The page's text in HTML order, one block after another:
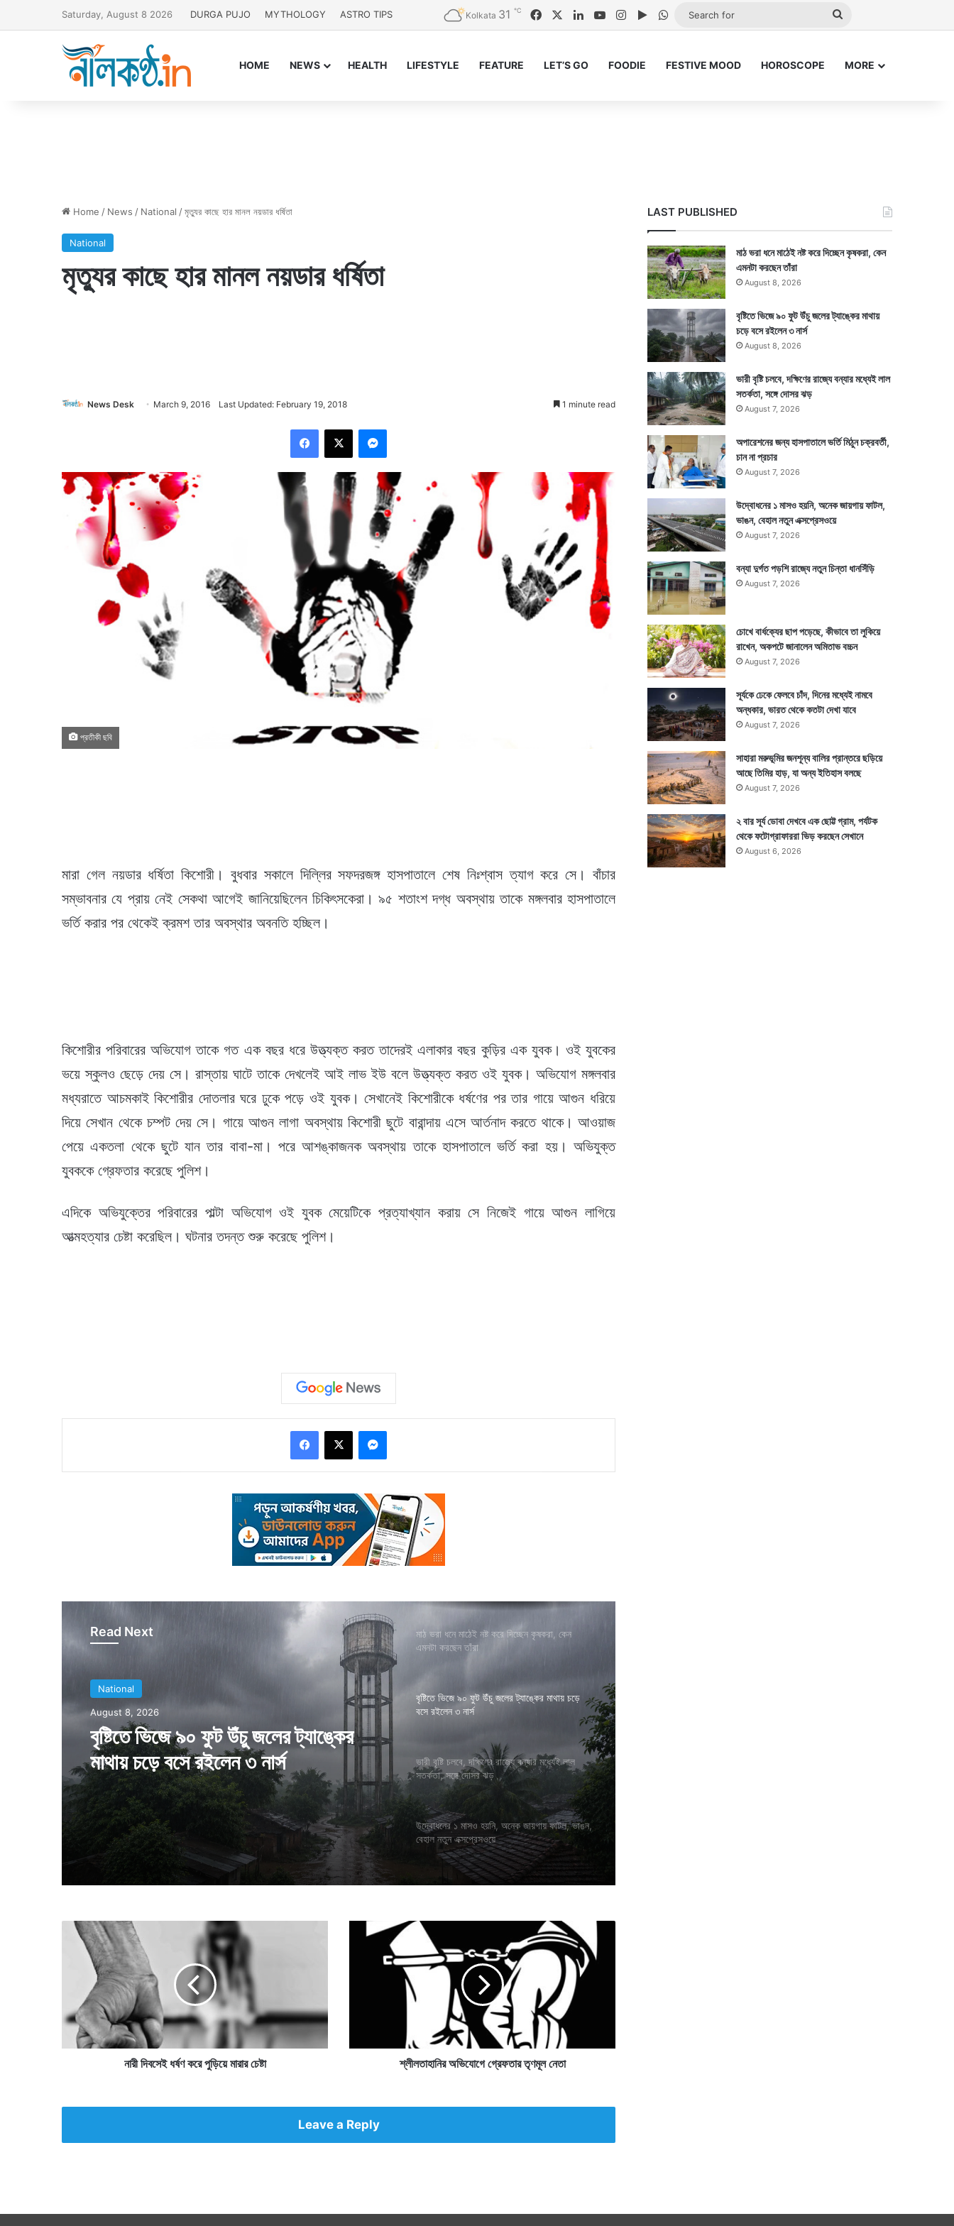
Saturday, August 8 2026 DURGA PUJO MYTHOLOGY ASTRO TIPS Kolkata 31 ℃ FacebookLinkedInYouTubeInstagram
Google Play
WhatsApp
HOME NEWS HEALTH LIFESTYLE FEATURE LET’S GO FOODIE FESTIVE MOOD HOROSCOPE MORE
Home / News / National /মৃত্যুর কাছে হার মানল নয়ডার ধর্ষিতা
National
মৃত্যুর কাছে হার মানল নয়ডার ধর্ষিতা
News Desk March 9, 2016 Last Updated: February 19, 2018 1 minute read
প্রতীকী ছবি
মারা গেল নয়ডার ধর্ষিতা কিশোরী। বুধবার সকালে দিল্লির সফদরজঙ্গ হাসপাতালে শেষ নিঃশ্বাস ত্যাগ করে সে। বাঁচার
সম্ভাবনার যে প্রায় নেই সেকথা আগেই জানিয়েছিলেন চিকিৎসকেরা। ৯৫ শতাংশ দগ্ধ অবস্থায় তাকে মঙ্গলবার হাসপাতালে
ভর্তি করার পর থেকেই ক্রমশ তার অবস্থার অবনতি হচ্ছিল।
কিশোরীর পরিবারের অভিযোগ তাকে গত এক বছর ধরে উত্ত্যক্ত করত তাদেরই এলাকার বছর কুড়ির এক যুবক। ওই যুবকের
ভয়ে স্কুলও ছেড়ে দেয় সে। রাস্তায় ঘাটে তাকে দেখলেই আই লাভ ইউ বলে উত্ত্যক্ত করত ওই যুবক। অভিযোগ মঙ্গলবার
মধ্যরাতে আচমকাই কিশোরীর দোতলার ঘরে ঢুকে পড়ে ওই যুবক। সেখানেই কিশোরীকে ধর্ষণের পর তার গায়ে আগুন ধরিয়ে
দিয়ে সেখান থেকে চম্পট দেয় সে। গায়ে আগুন লাগা অবস্থায় কিশোরী ছুটে বারান্দায় এসে আর্তনাদ করতে থাকে। আওয়াজ
পেয়ে একতলা থেকে ছুটে যান তার বাবা-মা। পরে আশঙ্কাজনক অবস্থায় তাকে হাসপাতালে ভর্তি করা হয়। অভিযুক্ত
যুবককে গ্রেফতার করেছে পুলিশ।
এদিকে অভিযুক্তের পরিবারের পাল্টা অভিযোগ ওই যুবক মেয়েটিকে প্রত্যাখ্যান করায় সে নিজেই গায়ে আগুন লাগিয়ে
আত্মহত্যার চেষ্টা করেছিল। ঘটনার তদন্ত শুরু করেছে পুলিশ।
Read Next
National
August 8, 2026
বৃষ্টিতে ভিজে ৯০ ফুট উঁচু জলের ট্যাঙ্কের
মাথায় চড়ে বসে রইলেন ৩ নার্স
মাঠ ভরা ধনে মাঠেই নষ্ট করে দিচ্ছেন কৃষকরা, কেন
এমনটা করছেন তাঁরা
বৃষ্টিতে ভিজে ৯০ ফুট উঁচু জলের ট্যাঙ্কের মাথায় চড়ে
বসে রইলেন ৩ নার্স
ভারী বৃষ্টি চলবে, দক্ষিণের রাজ্যে বন্যার মধ্যেই লাল
সতর্কতা, সঙ্গে দোসর ঝড়
উদ্বোধনের ১ মাসও হয়নি, অনেক জায়গায় ফাটল, ভাঙন,
বেহাল নতুন এক্সপ্রেসওয়ে
ধ
ণ
ড়ি
নারী দিবসেই ধর্ষণ করে পুড়িয়ে মারার চেষ্টা
যো
তা
র
তা
শ্লীলতাহানির অভিযোগে গ্রেফতার তৃণমূল নেতা
Leave a Reply
LAST PUBLISHED
মাঠ ভরা ধনে মাঠেই নষ্ট করে দিচ্ছেন কৃষকরা, কেন
এমনটা করছেন তাঁরা
August 8, 2026
বৃষ্টিতে ভিজে ৯০ ফুট উঁচু জলের ট্যাঙ্কের মাথায়
চড়ে বসে রইলেন ৩ নার্স
August 8, 2026
ভারী বৃষ্টি চলবে, দক্ষিণের রাজ্যে বন্যার মধ্যেই লাল
সতর্কতা, সঙ্গে দোসর ঝড়
August 7, 2026
অপারেশনের জন্য হাসপাতালে ভর্তি মিঠুন চক্রবর্তী,
চান না প্রচার
August 7, 2026
উদ্বোধনের ১ মাসও হয়নি, অনেক জায়গায় ফাটল,
ভাঙন, বেহাল নতুন এক্সপ্রেসওয়ে
August 7, 2026
বন্যা দুর্গত পড়শি রাজ্যে নতুন চিন্তা ধানসিঁড়ি
August 7, 2026
চোখে বার্ধক্যের ছাপ পড়েছে, কীভাবে তা লুকিয়ে
রাখেন, অকপটে জানালেন অমিতাভ বচ্চন
August 7, 2026
সূর্যকে ঢেকে ফেলবে চাঁদ, দিনের মধ্যেই নামবে
অন্ধকার, ভারত থেকে কতটা দেখা যাবে
August 7, 2026
সাহারা মরুভূমির জনশূন্য বালির প্রান্তরে ছড়িয়ে
আছে তিমির হাড়, যা অন্য ইতিহাস বলছে
August 7, 2026
২ বার সূর্য ডোবা দেখবে এক ছোট্ট গ্রাম, পর্যটক
থেকে ফটোগ্রাফাররা ভিড় করছেন সেখানে
August 6, 2026